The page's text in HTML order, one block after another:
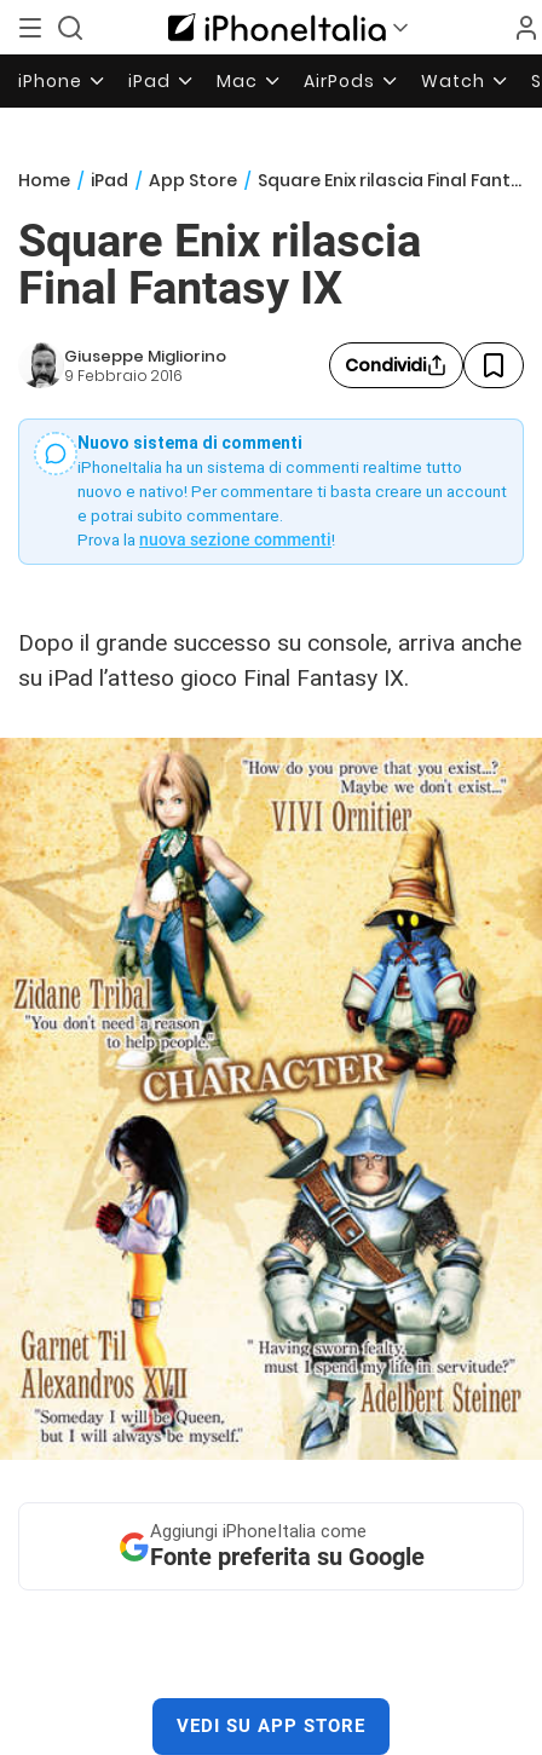
iPhone iPad Mac AirPods Watch
Home / iPad / App Store / Square Enix rilascia Final Fantasy IX
Square Enix rilascia
Final Fantasy IX
Giuseppe Migliorino
9 Febbraio 2016 Condividi
Nuovo sistema di commenti
iPhoneItalia ha un sistema di commenti realtime tutto
nuovo e nativo! Per commentare ti basta creare un account
e potrai subito commentare.
Prova la nuova sezione commenti!
Dopo il grande successo su console, arriva anche
su iPad l’atteso gioco Final Fantasy IX.
Aggiungi iPhoneItalia come
Fonte preferita su Google
VEDI SU APP STORE